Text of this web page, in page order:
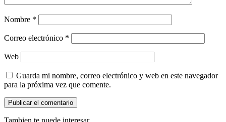
Nombre *
Correo electrónico *
Web
Guarda mi nombre, correo electrónico y web en este navegador
para la próxima vez que comente.
Tambien te puede interesar